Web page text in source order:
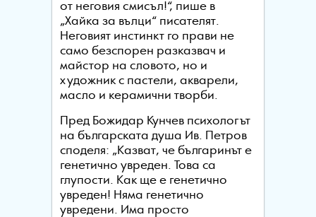
от неговия смисъл!“, пише в
„Хайка за вълци“ писателят.
Неговият инстинкт го прави не
само безспорен разказвач и
майстор на словото, но и
художник с пастели, акварели,
масло и керамични творби.
Пред Божидар Кунчев психологът
на българската душа Ив. Петров
споделя: „Казват, че българинът е
генетично увреден. Това са
глупости. Как ще е генетично
увреден! Няма генетично
увредени. Има просто